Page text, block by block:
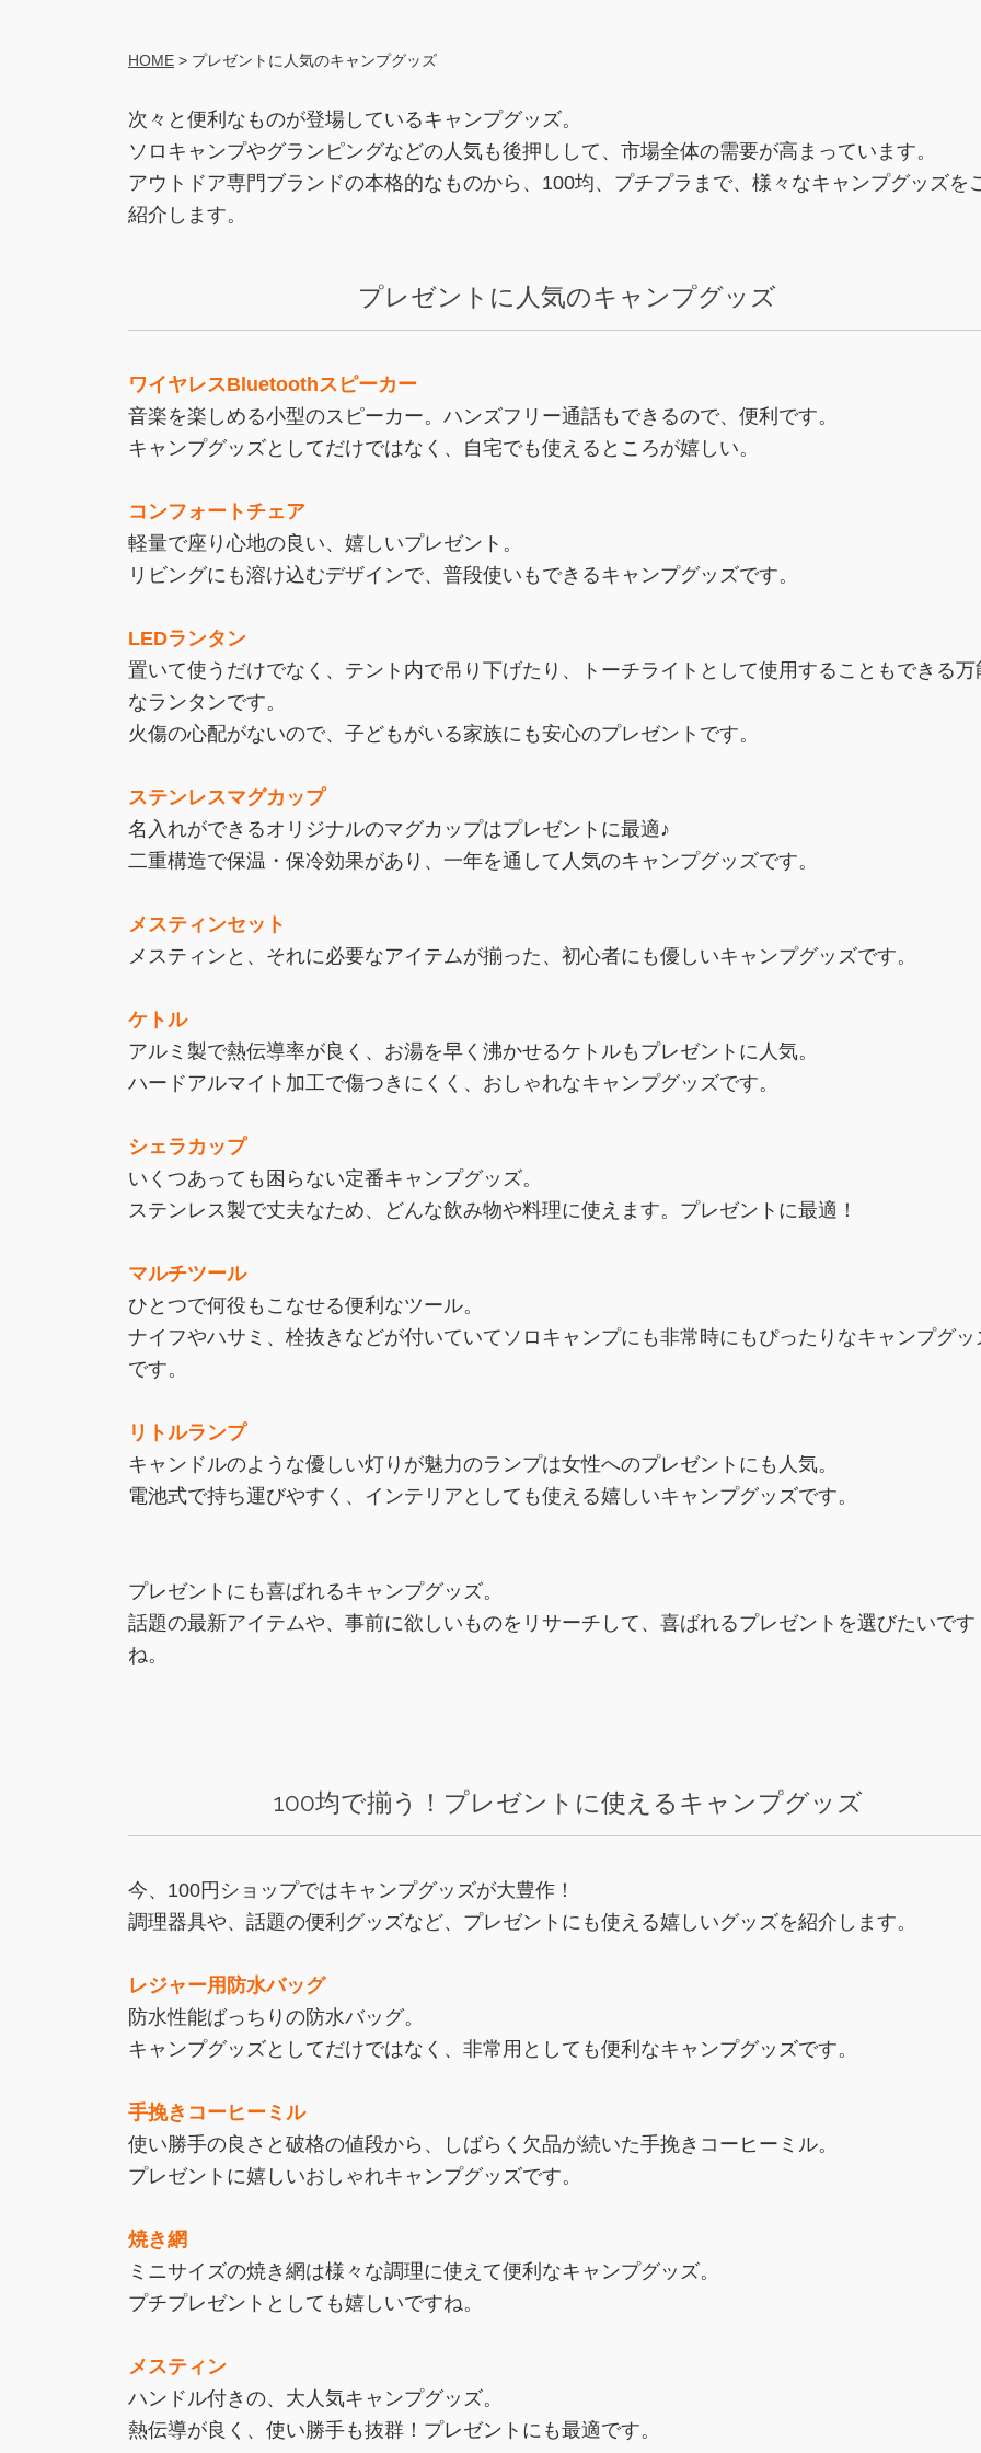
HOME > プレゼントに人気のキャンプグッズ
次々と便利なものが登場しているキャンプグッズ。
ソロキャンプやグランピングなどの人気も後押しして、市場全体の需要が高まっています。
アウトドア専門ブランドの本格的なものから、100均、プチプラまで、様々なキャンプグッズを
紹介します。
プレゼントに人気のキャンプグッズ
ワイヤレスBluetoothスピーカー
音楽を楽しめる小型のスピーカー。ハンズフリー通話もできるので、便利です。
キャンプグッズとしてだけではなく、自宅でも使えるところが嬉しい。
コンフォートチェア
軽量で座り心地の良い、嬉しいプレゼント。
リビングにも溶け込むデザインで、普段使いもできるキャンプグッズです。
LEDランタン
置いて使うだけでなく、テント内で吊り下げたり、トーチライトとして使用することもできる万
なランタンです。
火傷の心配がないので、子どもがいる家族にも安心のプレゼントです。
ステンレスマグカップ
名入れができるオリジナルのマグカップはプレゼントに最適♪
二重構造で保温・保冷効果があり、一年を通して人気のキャンプグッズです。
メスティンセット
メスティンと、それに必要なアイテムが揃った、初心者にも優しいキャンプグッズです。
ケトル
アルミ製で熱伝導率が良く、お湯を早く沸かせるケトルもプレゼントに人気。
ハードアルマイト加工で傷つきにくく、おしゃれなキャンプグッズです。
シェラカップ
いくつあっても困らない定番キャンプグッズ。
ステンレス製で丈夫なため、どんな飲み物や料理に使えます。プレゼントに最適！
マルチツール
ひとつで何役もこなせる便利なツール。
ナイフやハサミ、栓抜きなどが付いていてソロキャンプにも非常時にもぴったりなキャンプグッ
です。
リトルランプ
キャンドルのような優しい灯りが魅力のランプは女性へのプレゼントにも人気。
電池式で持ち運びやすく、インテリアとしても使える嬉しいキャンプグッズです。
プレゼントにも喜ばれるキャンプグッズ。
話題の最新アイテムや、事前に欲しいものをリサーチして、喜ばれるプレゼントを選びたいです
ね。
100均で揃う！プレゼントに使えるキャンプグッズ
今、100円ショップではキャンプグッズが大豊作！
調理器具や、話題の便利グッズなど、プレゼントにも使える嬉しいグッズを紹介します。
レジャー用防水バッグ
防水性能ばっちりの防水バッグ。
キャンプグッズとしてだけではなく、非常用としても便利なキャンプグッズです。
手挽きコーヒーミル
使い勝手の良さと破格の値段から、しばらく欠品が続いた手挽きコーヒーミル。
プレゼントに嬉しいおしゃれキャンプグッズです。
焼き網
ミニサイズの焼き網は様々な調理に使えて便利なキャンプグッズ。
プチプレゼントとしても嬉しいですね。
メスティン
ハンドル付きの、大人気キャンプグッズ。
熱伝導が良く、使い勝手も抜群！プレゼントにも最適です。